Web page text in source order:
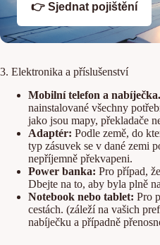
👉 Sjednat pojištění
3. Elektronika a příslušenství
Mobilní telefon a nabíječka.
nainstalované všechny
jako jsou mapy, překladače
Adaptér: Podle země, do
typ zásuvek se v dané zemi
nepříjemně překvapeni.
Power banka: Pro případ,
Dbejte na to, aby byla plně
Notebook nebo tablet: Pro
cestách. (záleží na vašich
nabíječku a případně